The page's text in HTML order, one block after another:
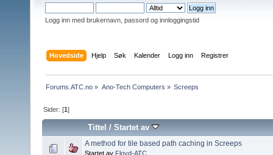
Logg inn med brukernavn, passord og innloggingstid
Hovedside Hjelp Søk Kalender Logg inn Registrer
Forums.ATC.no » Ano-Tech Computers » Screeps
Sider: [1]
Tittel /Startet av
A method for tile based path caching in Screeps
Startet av Floyd-ATC